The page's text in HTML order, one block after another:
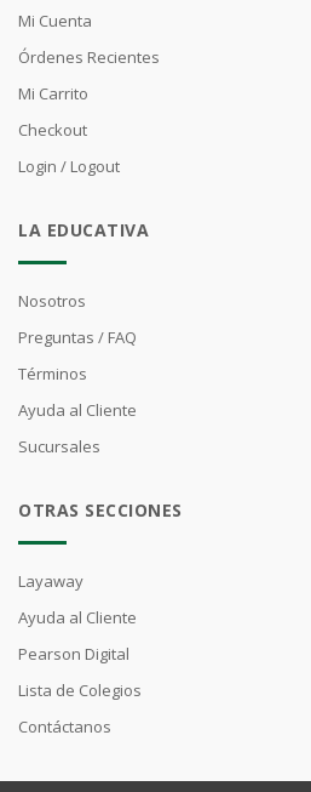
Mi Cuenta
Órdenes Recientes
Mi Carrito
Checkout
Login / Logout
LA EDUCATIVA
Nosotros
Preguntas / FAQ
Términos
Ayuda al Cliente
Sucursales
OTRAS SECCIONES
Layaway
Ayuda al Cliente
Pearson Digital
Lista de Colegios
Contáctanos